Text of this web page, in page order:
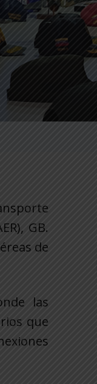
GB.
de
las
que